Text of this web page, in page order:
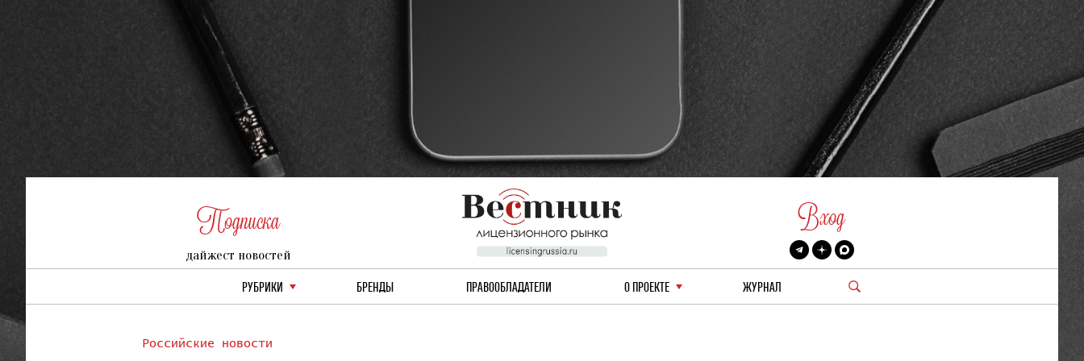
Подписка
дайжест новостей
Вход
РУБРИКИ БРЕНДЫ ПРАВООБЛАДАТЕЛИ О ПРОЕКТЕ ЖУРНАЛ
Российские новости